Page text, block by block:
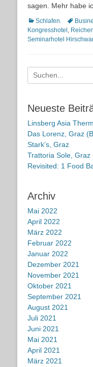
sagen. Mehr habe
Kategorien
Schlafen.
Kongresshotel ,
Seminarhotel
Suche
nach:
Neueste
Linsberg Asia
Das Lorenz, Graz
Stark’s, Graz
Trattoria Sole, Graz
Revisited: 1 Food
Archiv
Mai 2022
April 2022
März 2022
Februar 2022
Januar 2022
Dezember 2021
November 2021
Oktober 2021
September 2021
August 2021
Juli 2021
Juni 2021
Mai 2021
April 2021
März 2021